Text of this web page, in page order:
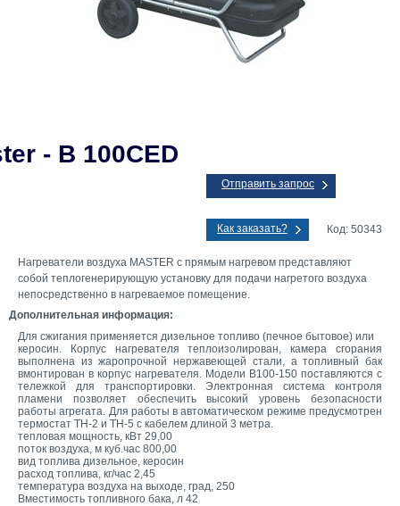
- B 100CED
Отправить запрос
Как заказать? Код: 50343
Нагреватели воздуха MASTER с прямым нагревом представляют
собой теплогенерирующую установку для подачи нагретого воздуха
непосредственно в нагреваемое помещение.
Дополнительная информация:
Для сжигания применяется дизельное топливо (печное бытовое) или
керосин. Корпус нагревателя теплоизолирован, камера сгорания
выполнена из жаропрочной нержавеющей стали, а топливный бак
вмонтирован в корпус нагревателя. Модели В100-150 поставляются с
тележкой для транспортировки. Электронная система контроля
пламени позволяет обеспечить высокий уровень безопасности
работы агрегата. Для работы в автоматическом режиме предусмотрен
термостат ТН-2 и ТН-5 с кабелем длиной 3 метра.
тепловая мощность, кВт 29,00
поток воздуха, м куб.час 800,00
вид топлива дизельное, керосин
расход топлива, кг/час 2,45
температура воздуха на выходе, град, 250
Вместимость топливного бака, л 42